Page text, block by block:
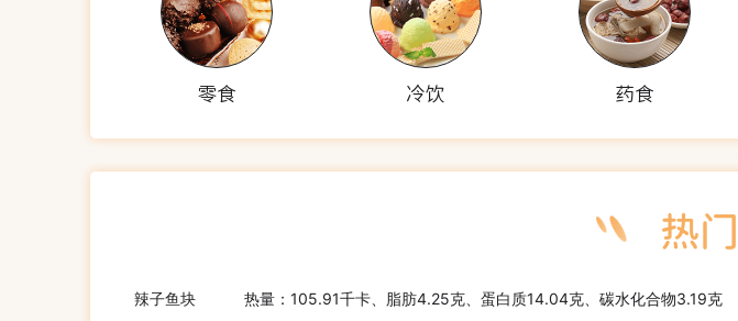
零食 冷饮 药食
辣子鱼块 热量：105.91千卡、脂肪4.25克、蛋白质14.04克、碳水化合物3.19克